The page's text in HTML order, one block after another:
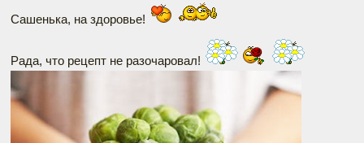
Сашенька, на здоровье!
Рада, что рецепт не разочаровал!